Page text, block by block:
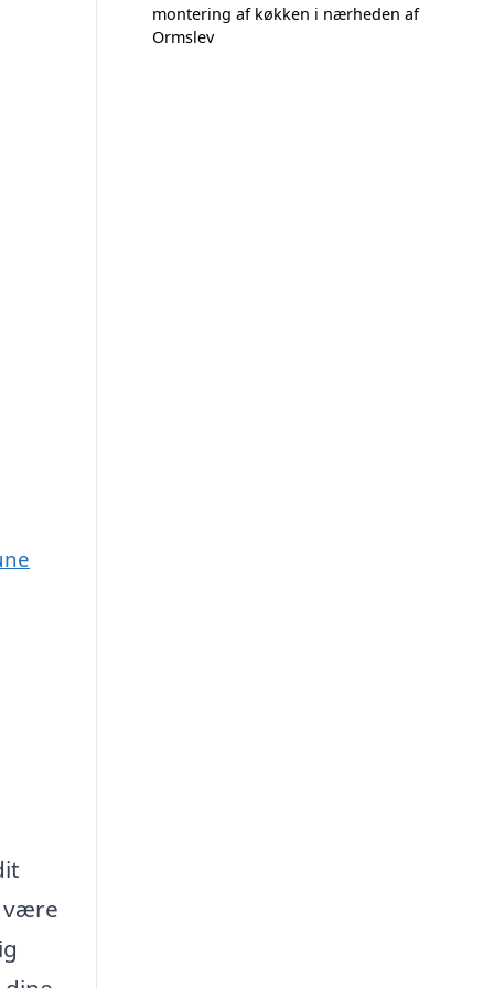
montering af køkken i nærheden af
Ormslev